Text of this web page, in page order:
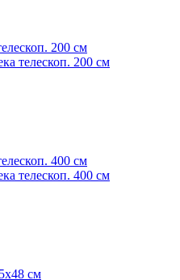
телескоп. 200 см
телескоп. 400 см